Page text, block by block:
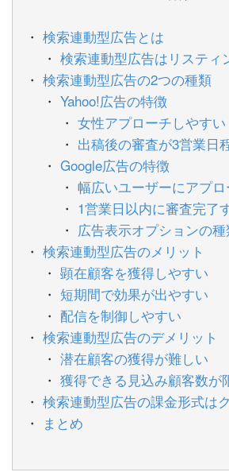
検索連動型広告とは
検索連動型広告はリスティ
検索連動型広告の2つの種類
Yahoo!広告の特徴
女性アプローチしやすい
出稿後の審査が3営業日
Google広告の特徴
幅広いユーザーにアプ
1営業日以内に審査完了
広告表示オプションの
検索連動型広告のメリット
顕在顧客を獲得しやすい
短期間で効果が出やすい
配信を制御しやすい
検索連動型広告のデメリット
潜在顧客の獲得が難しい
獲得できる見込み顧客数が
検索連動型広告の課金形式は
まとめ